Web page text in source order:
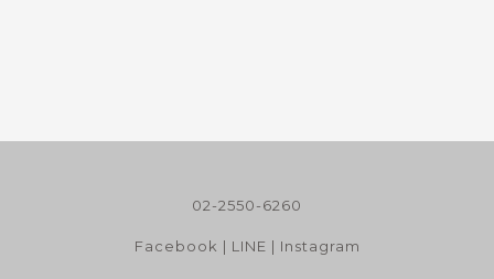
02-2550-6260
Facebook | LINE | Instagram